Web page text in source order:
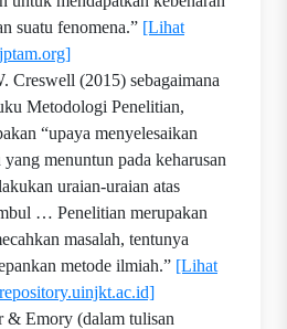
suatu fenomena.” [Lihat
Creswell (2015) sebagaimana
Metodologi Penelitian,
“upaya menyelesaikan
yang menuntun pada keharusan
uraian-uraian atas
… Penelitian merupakan
masalah, tentunya
metode ilmiah.” [Lihat
& Emory (dalam tulisan